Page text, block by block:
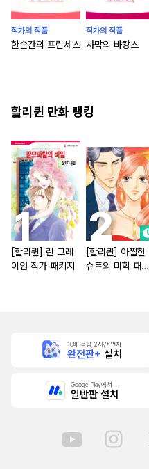
작가의 작품
한순간의 프린세스
작가의 작품
사막의 바캉스
할리퀸 만화 랭킹
[할리퀸] 린 그레
이엄 작가 패키지
[할리퀸] 아찔한
슈트의 미학 패키
10배 적립, 2시간 먼저
완전판+ 설치
Google Play에서
일반판 설치